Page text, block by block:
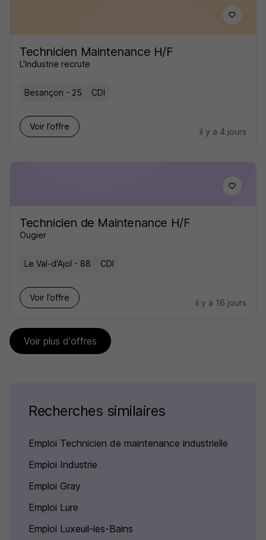
Technicien Maintenance H/F
L'Industrie recrute
Besançon - 25 CDI
Voir l’offre
il y a 4 jours
Technicien de Maintenance H/F
Ougier
Le Val-d'Ajol - 88 CDI
Voir l’offre
il y a 16 jours
Voir plus d'offres
Recherches similaires
Emploi Technicien de maintenance industrielle
Emploi Industrie
Emploi Gray
Emploi Lure
Emploi Luxeuil-les-Bains